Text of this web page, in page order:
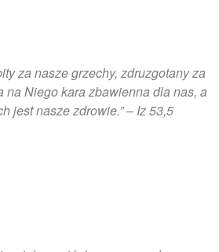
za nasze grzechy, zdruzgotany za
na Niego kara zbawienna dla nas, a
jest nasze zdrowie.” – Iz 53,5